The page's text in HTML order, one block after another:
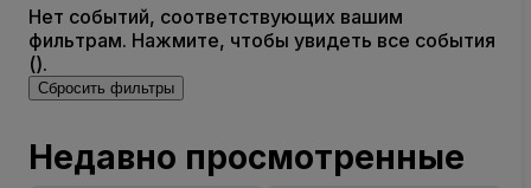
Нет событий, соответствующих вашим
фильтрам. Нажмите, чтобы увидеть все события
().
Сбросить фильтры
Недавно просмотренные